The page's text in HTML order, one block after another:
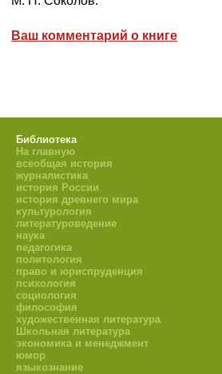
Ваш комментарий о книге
Библиотека
На главную
всеобщая история
журналистика
история России
история древнего мира
культурология
литературоведение
наука
педагогика
политология
право и юриспруденция
психология
социология
философия
художественная литература
Школьная литература
экономика и менеджмент
юмор
языкознание